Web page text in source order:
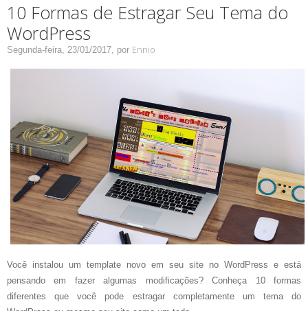
10 Formas de Estragar Seu Tema do
WordPress
Segunda-feira, 23/01/2017, por Ennio
Você instalou um template novo em seu site no WordPress e está
pensando em fazer algumas modificações? Conheça 10 formas
diferentes que você pode estragar completamente um tema do